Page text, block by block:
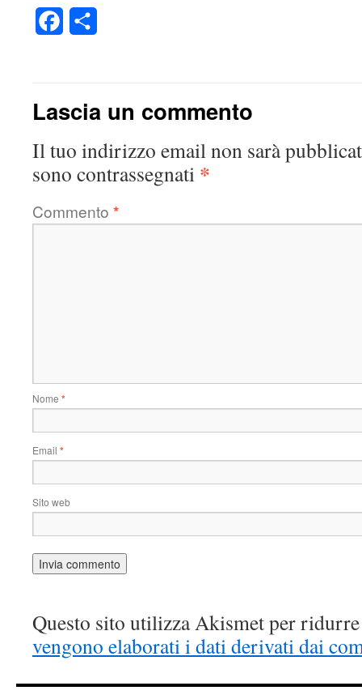
Facebook
Lascia un commento
Il tuo indirizzo email non sarà
sono contrassegnati *
Commento *
Nome *
Email *
Sito web
Questo sito utilizza Akismet per
vengono elaborati i dati derivati dai